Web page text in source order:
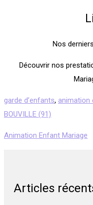
Nos
Découvrir nos
garde d’enfants, animation
BOUVILLE (91)
Animation Enfant Mariage
Articles